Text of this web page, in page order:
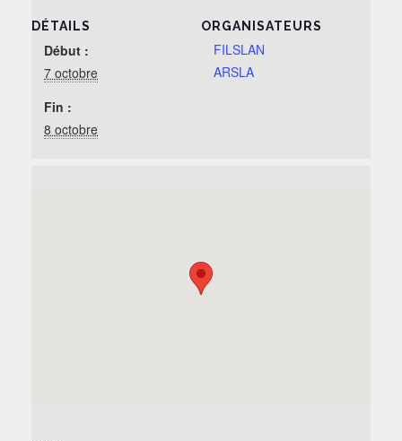
DÉTAILS
Début :
7 octobre
Fin :
8 octobre
ORGANISATEURS
FILSLAN
ARSLA